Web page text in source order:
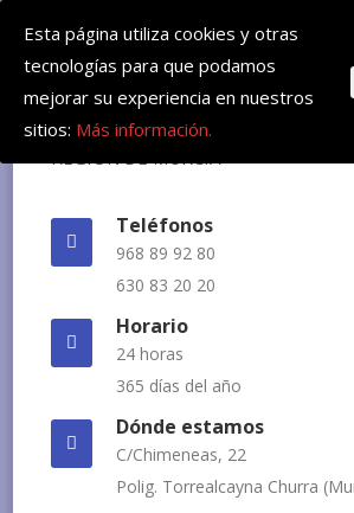
Deje su mensaje:
Teléfonos
968 89 92 80
630 83 20 20
Horario
24 horas
365 días del año
Dónde estamos
C/Chimeneas, 22
Polig. Torrealcayna Churra
Esta página utiliza cookies y otras
tecnologías para que podamos
mejorar su experiencia en nuestros
sitios: Más información.